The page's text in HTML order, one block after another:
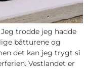
trodde jeg hadde
båtturene og
det kan jeg trygt si
Vestlandet er